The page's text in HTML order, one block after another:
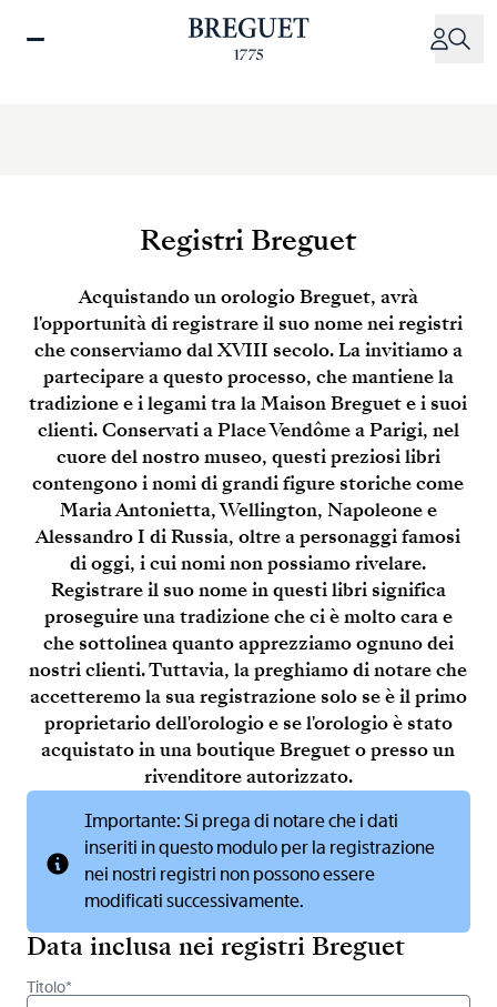
Registri Breguet
Acquistando un orologio Breguet, avrà
l'opportunità di registrare il suo nome nei registri
che conserviamo dal XVIII secolo. La invitiamo a
partecipare a questo processo, che mantiene la
tradizione e i legami tra la Maison Breguet e i suoi
clienti. Conservati a Place Vendôme a Parigi, nel
cuore del nostro museo, questi preziosi libri
contengono i nomi di grandi figure storiche come
Maria Antonietta, Wellington, Napoleone e
Alessandro I di Russia, oltre a personaggi famosi
di oggi, i cui nomi non possiamo rivelare.
Registrare il suo nome in questi libri significa
proseguire una tradizione che ci è molto cara e
che sottolinea quanto apprezziamo ognuno dei
nostri clienti. Tuttavia, la preghiamo di notare che
accetteremo la sua registrazione solo se è il primo
proprietario dell'orologio e se l'orologio è stato
acquistato in una boutique Breguet o presso un
rivenditore autorizzato.
Importante: Si prega di notare che i dati
inseriti in questo modulo per la registrazione
nei nostri registri non possono essere
modificati successivamente.
Data inclusa nei registri Breguet
Titolo*